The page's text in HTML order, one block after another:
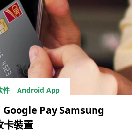
件 Android App
Pay Samsung
卡裝置